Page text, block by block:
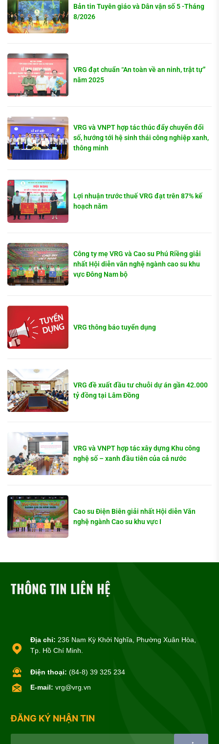
Bản tin Tuyên giáo và Dân vận số 5 -Tháng
8/2026
VRG đạt chuẩn “An toàn về an ninh, trật tự”
năm 2025
VRG và VNPT hợp tác thúc đẩy chuyển đổi
số, hướng tới hệ sinh thái công nghiệp xanh,
thông minh
Lợi nhuận trước thuế VRG đạt trên 87% kế
hoạch năm
Công ty mẹ VRG và Cao su Phú Riềng giải
nhất Hội diễn văn nghệ ngành cao su khu
vực Đông Nam bộ
VRG thông báo tuyển dụng
VRG đề xuất đầu tư chuỗi dự án gần 42.000
tỷ đồng tại Lâm Đồng
VRG và VNPT hợp tác xây dựng Khu công
nghệ số – xanh đầu tiên của cả nước
Cao su Điện Biên giải nhất Hội diễn Văn
nghệ ngành Cao su khu vực I
THÔNG TIN LIÊN HỆ
Địa chỉ: 236 Nam Kỳ Khởi Nghĩa, Phường Xuân Hòa,
Tp. Hồ Chí Minh.
Điện thoại: (84-8) 39 325 234
E-mail: vrg@vrg.vn
ĐĂNG KÝ NHẬN TIN